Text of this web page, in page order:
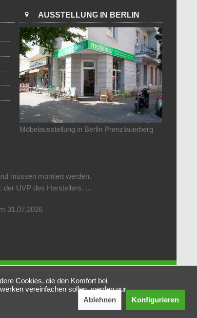
AUSSTELLUNG IN BERLIN
Möbelausstellung in Berlin Prenzlauerberg
müssen montiert werden.
der UVP des Herstellers. ...
31.07.2026
Cookies, die den Komfort bei
vereinfachen sollen, werden nur
Ablehnen Konfigurieren